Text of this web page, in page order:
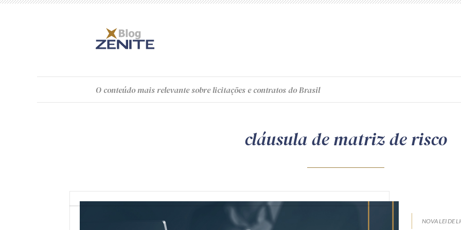
O conteúdomais relevante sobre licitações e contratos do Brasil
cláusula de matriz de risco
NOVA LEI DE